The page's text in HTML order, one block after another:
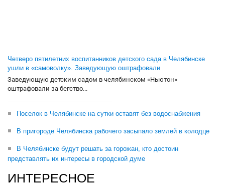
Четверо пятилетних воспитанников детского сада в Челябинске
ушли в «самоволку». Заведующую оштрафовали
Заведующую детским садом в челябинском «Ньютон»
оштрафовали за бегство...
Поселок в Челябинске на сутки оставят без водоснабжения
В пригороде Челябинска рабочего засыпало землей в колодце
В Челябинске будут решать за горожан, кто достоин
представлять их интересы в городской думе
ИНТЕРЕСНОЕ